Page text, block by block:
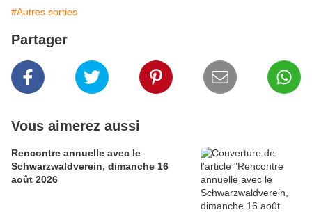
#Autres sorties
Partager
Vous aimerez aussi
Rencontre annuelle avec le
Schwarzwaldverein, dimanche 16
août 2026